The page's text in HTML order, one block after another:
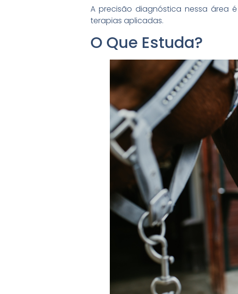
A precisão diagnóstica nessa área
terapias aplicadas.
O Que Estuda?